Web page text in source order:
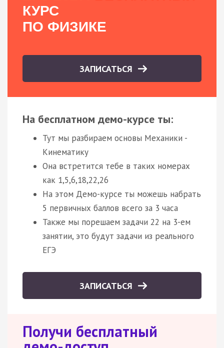
КУРС
ПО ФИЗИКЕ
ЗАПИСАТЬСЯ
На бесплатном демо-курсе ты:
Тут мы разбираем основы Механики -
Кинематику
Она встретится тебе в таких номерах
как 1,5,6,18,22,26
На этом Демо-курсе ты можешь набрать
5 первичных баллов всего за 3 часа
Также мы порешаем задачи 22 на 3-ем
занятии, это будут задачи из реального
ЕГЭ
ЗАПИСАТЬСЯ
Получи бесплатный